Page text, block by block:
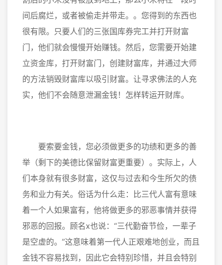
间后腐烂，或者被偷走并带走。。您得到的东西也
很有限。只要人们的三张国库券完工并打开财富
门，他们就会慢慢开始赚钱。然后，您需要开始建
立资金库，打开财富门，创建财富库，并通过大师
的方法销毁财富库以吸引财富。让寻求佛法的人充
实，他们不会随意泄漏金钱！怎样转运开财库。
要索要金钱，您必须做更多的功绩和更多的善
举（剩下的美德比保留财富更重要）。实际上，人
们本身就有很多财富，这仅与过去和今生所欠的债
务和业力有关。俗话为什么走：比三代人富有意味
着一个人如果富有，他将做更多的邪恶事情并获得
邪恶的回报。顾名x也说：“三代勤奋节俭，一辈子
是空虚的。”这意味着第一代人正艰难地创业，而且
金钱不容易找到，因此它会特别珍惜，并且会特别